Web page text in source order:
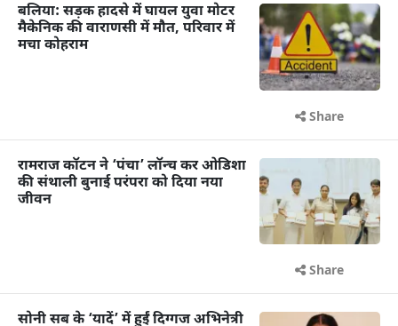
बलिया: सड़क हादसे में घायल युवा मोटर
मैकेनिक की वाराणसी में मौत, परिवार में
मचा कोहराम
Share
रामराज कॉटन ने ‘पंचा’ लॉन्च कर ओडिशा
की संथाली बुनाई परंपरा को दिया नया
जीवन
Share
सोनी सब के ‘यादें’ में हुईं दिग्गज अभिनेत्री